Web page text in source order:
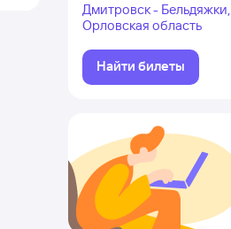
Дмитровск - Бельдяжки,
Орловская область
Найти билеты